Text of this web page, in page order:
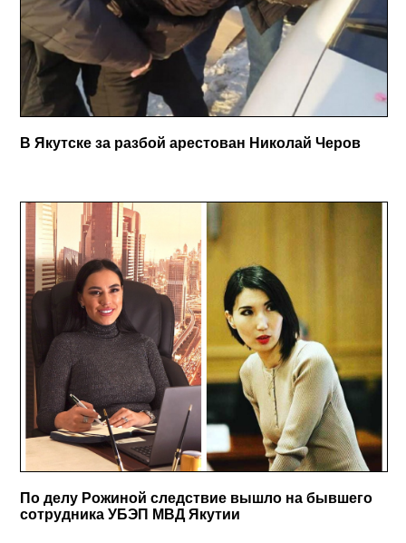
В Якутске за разбой арестован Николай Черов
По делу Рожиной следствие вышло на бывшего
сотрудника УБЭП МВД Якутии